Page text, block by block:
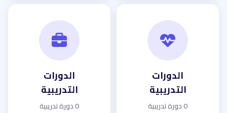
الدورات
التدريبية
0 دورة تدريبية
الدورات
التدريبية
0 دورة تدريبية